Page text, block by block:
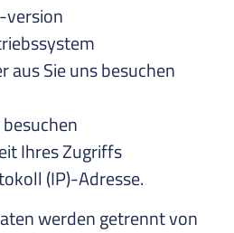
aus Sie uns besuchen
Ihres Zugriffs
(IP)-Adresse.
werden getrennt von